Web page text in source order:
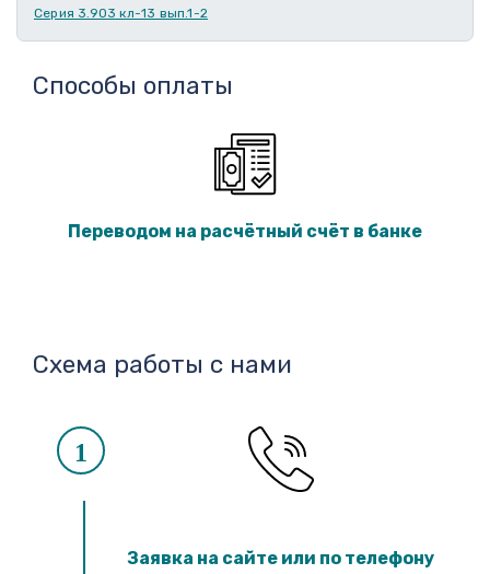
Серия 3.903 кл-13 вып.1-2
Способы оплаты
Переводом на расчётный счёт в банке
Схема работы с нами
1
Заявка на сайте или по телефону